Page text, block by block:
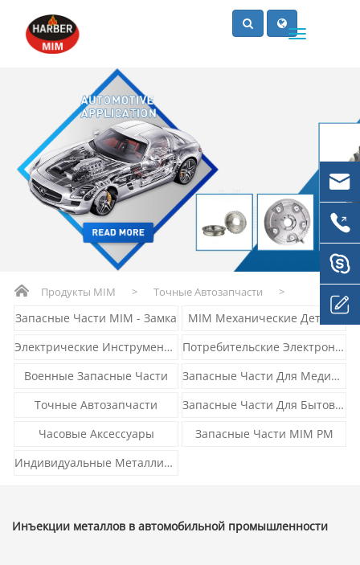
Продукты MIM > Точные Автозапчасти >
Запасные Части MIM - Замка
MIM Механические Детали
Электрические Инструменты
Потребительские Электронные Детали
Военные Запасные Части
Запасные Части Для Медицинского Оборудования
Точные Автозапчасти
Запасные Части Для Бытовой Техники
Часовые Аксессуары
Запасные Части MIM PM
Индивидуальные Металлические Детали
Инъекции металлов в автомобильной промышленности